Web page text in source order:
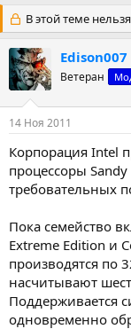
т
о
р
т
е
м
т
а
н
а
ч
а
В этой теме
Edison007
Ветеран
14 Ноя 2011
Корпорация Intel
процессоры Sandy
требовательных
Пока семейство
Extreme Edition и
производятся по
насчитывают
Поддерживается
одновременно